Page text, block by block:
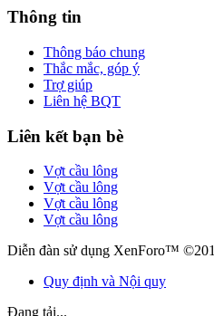
Thông tin
Thông báo chung
Thắc mắc, góp ý
Trợ giúp
Liên hệ BQT
Liên kết bạn bè
Vợt cầu lông
Vợt cầu lông
Vợt cầu lông
Vợt cầu lông
Diễn đàn sử dụng XenForo™
Quy định và Nội quy
Đang tải...